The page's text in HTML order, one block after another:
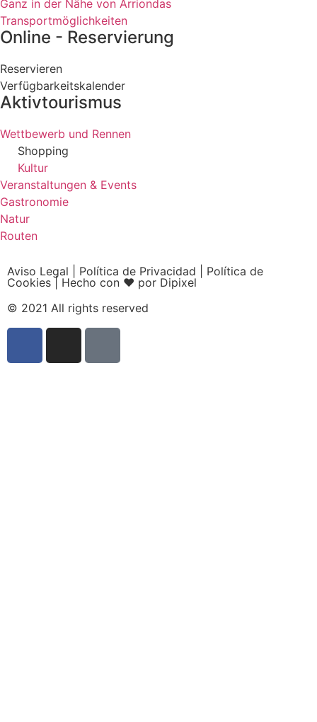
Ganz in der Nähe von Arriondas
Transportmöglichkeiten
Online - Reservierung
Reservieren
Verfügbarkeitskalender
Aktivtourismus
Wettbewerb und Rennen
Shopping
Kultur
Veranstaltungen & Events
Gastronomie
Natur
Routen
Aviso Legal Política de Privacidad
Política de
Cookies | Hecho con ❤ por Dipixel
© 2021 All rights reserved